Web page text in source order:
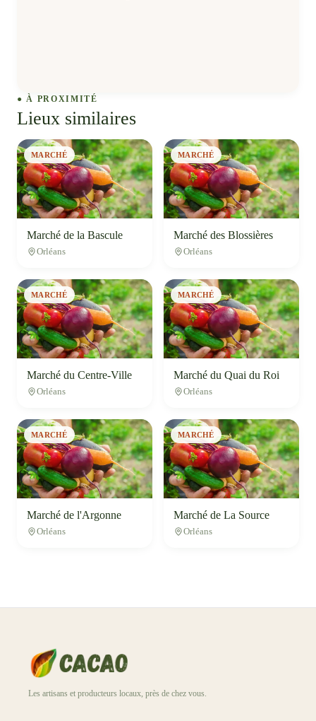
● À PROXIMITÉ
Lieux similaires
MARCHÉ
Marché de la Bascule
Orléans
MARCHÉ
Marché des Blossières
Orléans
MARCHÉ
Marché du Centre-Ville
Orléans
MARCHÉ
Marché du Quai du Roi
Orléans
MARCHÉ
Marché de l'Argonne
Orléans
MARCHÉ
Marché de La Source
Orléans
Les artisans et producteurs locaux, près de chez vous.